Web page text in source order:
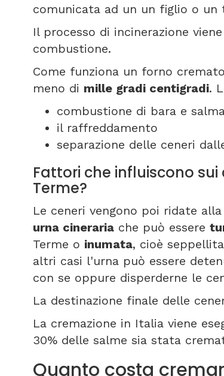
comunicata ad un un figlio o un
Il processo di incinerazione
combustione.
Come funziona un forno
meno di mille gradi centigradi.
combustione di bara e
il raffreddamento
separazione delle ceneri
Fattori che influiscono
Terme?
Le ceneri vengono poi ridate
urna cineraria che può essere
Terme o inumata, cioè
altri casi l'urna può essere
con se oppure disperderne le
La destinazione finale delle
La cremazione in Italia viene
30% delle salme sia stata
Quanto costa